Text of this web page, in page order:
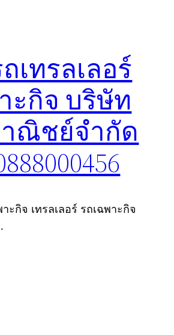
เทรลเลอร์
ะกิจ บริษัท
ณิชย์จำกัด
าะกิจ เทรลเลอร์ รถเฉพาะกิจ